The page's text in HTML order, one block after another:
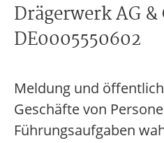
Drägerwerk AG &
DE0005550602
Meldung und
Geschäfte von
Führungsaufgaben